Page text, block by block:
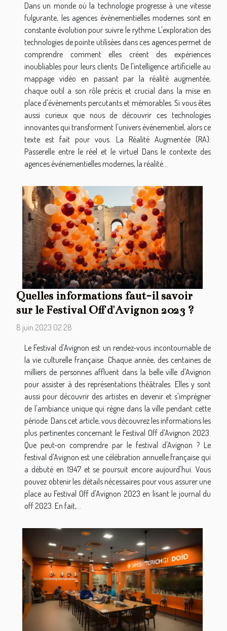
Dans un monde où la technologie progresse à une vitesse
fulgurante, les agences événementielles modernes sont en
constante évolution pour suivre le rythme. L'exploration des
technologies de pointe utilisées dans ces agences permet de
comprendre comment elles créent des expériences
inoubliables pour leurs clients. De l'intelligence artificielle au
mappage vidéo en passant par la réalité augmentée,
chaque outil a son rôle précis et crucial dans la mise en
place d'évènements percutants et mémorables. Si vous êtes
aussi curieux que nous de découvrir ces technologies
innovantes qui transforment l'univers événementiel, alors ce
texte est fait pour vous. La Réalité Augmentée (RA):
Passerelle entre le réel et le virtuel Dans le contexte des
agences événementielles modernes, la réalité...
Quelles informations faut-il savoir
sur le Festival Off d'Avignon 2023 ?
8 juin 2023 02:28
Le Festival d'Avignon est un rendez-vous incontournable de
la vie culturelle française. Chaque année, des centaines de
milliers de personnes affluent dans la belle ville d'Avignon
pour assister à des représentations théâtrales. Elles y sont
aussi pour découvrir des artistes en devenir et s'imprégner
de l'ambiance unique qui règne dans la ville pendant cette
période. Dans cet article, vous découvrez les informations les
plus pertinentes concernant le Festival Off d'Avignon 2023.
Que peut-on comprendre par le festival d'Avignon ? Le
festival d'Avignon est une célébration annuelle française qui
a débuté en 1947 et se poursuit encore aujourd'hui. Vous
pouvez obtenir les détails nécessaires pour vous assurer une
place au Festival Off d'Avignon 2023 en lisant le journal du
off 2023. En fait,...